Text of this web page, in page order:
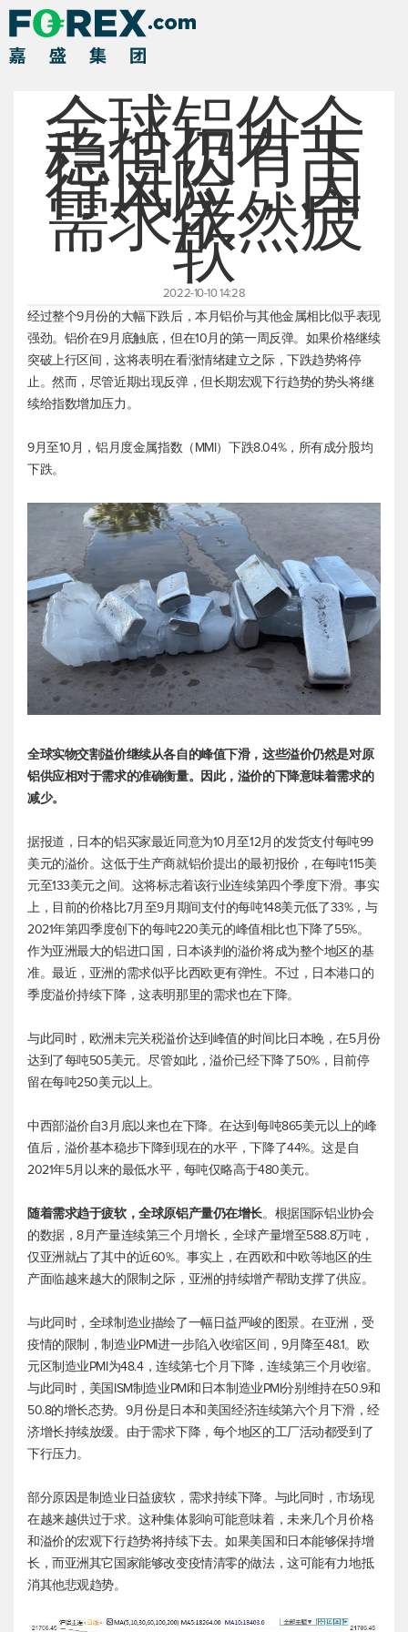
全球铝价企
稳但仍有下
行风险，因
需求依然疲
软
2022-10-10 14:28
经过整个9月份的大幅下跌后，本月铝价与其他金属相比似乎表现
强劲。铝价在9月底触底，但在10月的第一周反弹。如果价格继续
突破上行区间，这将表明在看涨情绪建立之际，下跌趋势将停
止。然而，尽管近期出现反弹，但长期宏观下行趋势的势头将继
续给指数增加压力。
9月至10月，铝月度金属指数（MMI）下跌8.04%，所有成分股均
下跌。
全球实物交割溢价继续从各自的峰值下滑，这些溢价仍然是对原
铝供应相对于需求的准确衡量。因此，溢价的下降意味着需求的
减少。
据报道，日本的铝买家最近同意为10月至12月的发货支付每吨99
美元的溢价。这低于生产商就铝价提出的最初报价，在每吨115美
元至133美元之间。这将标志着该行业连续第四个季度下滑。事实
上，目前的价格比7月至9月期间支付的每吨148美元低了33%，与
2021年第四季度创下的每吨220美元的峰值相比也下降了55%。
作为亚洲最大的铝进口国，日本谈判的溢价将成为整个地区的基
准。最近，亚洲的需求似乎比西欧更有弹性。不过，日本港口的
季度溢价持续下降，这表明那里的需求也在下降。
与此同时，欧洲未完关税溢价达到峰值的时间比日本晚，在5月份
达到了每吨505美元。尽管如此，溢价已经下降了50%，目前停
留在每吨250美元以上。
中西部溢价自3月底以来也在下降。在达到每吨865美元以上的峰
值后，溢价基本稳步下降到现在的水平，下降了44%。这是自
2021年5月以来的最低水平，每吨仅略高于480美元。
随着需求趋于疲软，全球原铝产量仍在增长。根据国际铝业协会
的数据，8月产量连续第三个月增长，全球产量增至588.8万吨，
仅亚洲就占了其中的近60%。事实上，在西欧和中欧等地区的生
产面临越来越大的限制之际，亚洲的持续增产帮助支撑了供应。
与此同时，全球制造业描绘了一幅日益严峻的图景。在亚洲，受
疫情的限制，制造业PMI进一步陷入收缩区间，9月降至48.1。欧
元区制造业PMI为48.4，连续第七个月下降，连续第三个月收缩。
与此同时，美国ISM制造业PMI和日本制造业PMI分别维持在50.9和
50.8的增长态势。9月份是日本和美国经济连续第六个月下滑，经
济增长持续放缓。由于需求下降，每个地区的工厂活动都受到了
下行压力。
部分原因是制造业日益疲软，需求持续下降。与此同时，市场现
在越来越供过于求。这种集体影响可能意味着，未来几个月价格
和溢价的宏观下行趋势将持续下去。如果美国和日本能够保持增
长，而亚洲其它国家能够改变疫情清零的做法，这可能有力地抵
消其他悲观趋势。